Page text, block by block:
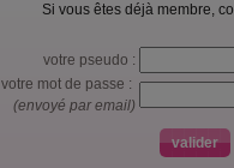
Si vous êtes déjà membre,
votre pseudo :
votre mot de passe :
(envoyé par email)